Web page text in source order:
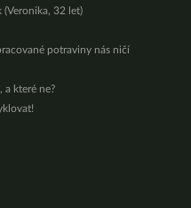
32 let)
potraviny nás ničí
a které ne?